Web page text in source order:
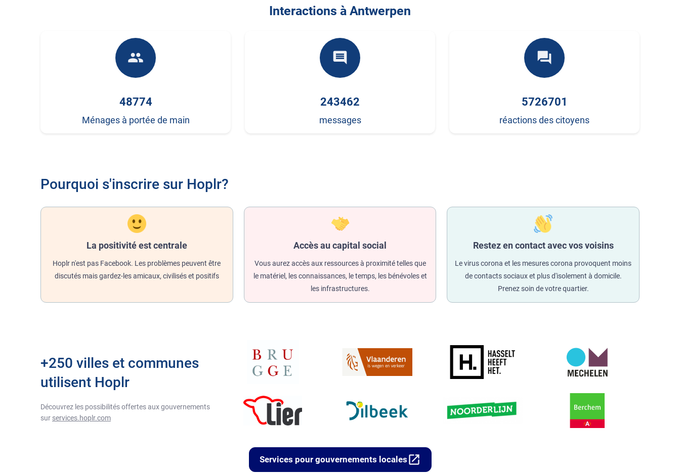
Interactions à Antwerpen
people
48774
Ménages à portée de main
comment
243462
messages
forum
5726701
réactions des citoyens
Pourquoi s'inscrire sur Hoplr?
La positivité est centrale
Hoplr n'est pas Facebook. Les problèmes peuvent être
discutés mais gardez-les amicaux, civilisés et positifs
Accès au capital social
Vous aurez accès aux ressources à proximité telles que
le matériel, les connaissances, le temps, les bénévoles et
les infrastructures.
Restez en contact avec vos voisins
Le virus corona et les mesures corona provoquent moins
de contacts sociaux et plus d'isolement à domicile.
Prenez soin de votre quartier.
+250 villes et communes
utilisent Hoplr
Découvrez les possibilités offertes aux gouvernements
sur services.hoplr.com
Services pour gouvernements locales open_in_new